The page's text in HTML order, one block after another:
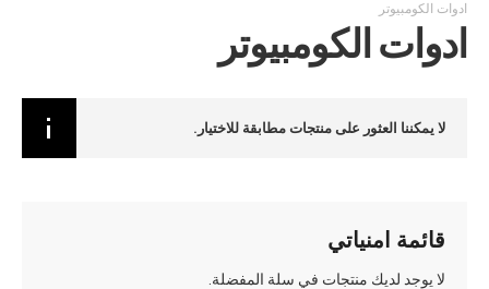
ادوات الكومبيوتر
ادوات الكومبيوتر
لا يمكننا العثور على منتجات مطابقة للاختيار.
قائمة امنياتي
لا يوجد لديك منتجات في سلة المفضلة.